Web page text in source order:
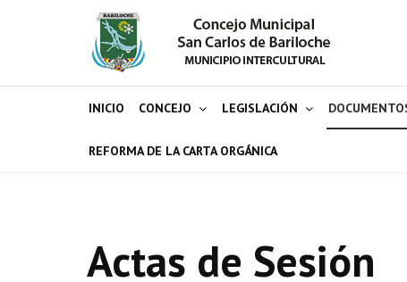
INICIO CONCEJO LEGISLACIÓN
REFORMA DE LA CARTA ORGÁNICA
Actas de Sesión